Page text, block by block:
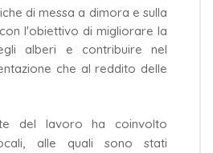
di messa a dimora e sulla
l'obiettivo di migliorare la
alberi e contribuire nel
che al reddito delle
del lavoro ha coinvolto
alle quali sono stati